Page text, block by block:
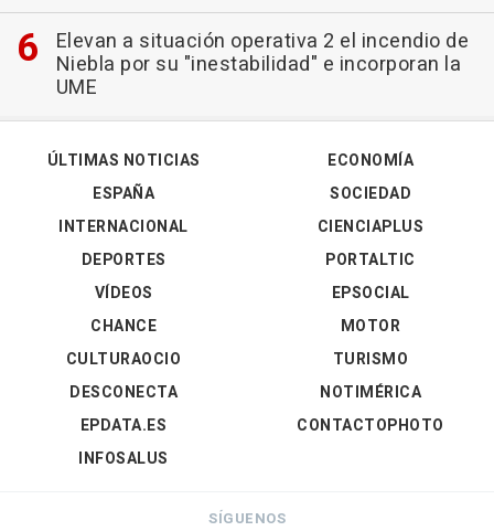
Elevan a situación operativa 2 el incendio de
Niebla por su "inestabilidad" e incorporan la
UME
ÚLTIMAS NOTICIAS
ESPAÑA
INTERNACIONAL
DEPORTES
VÍDEOS
ECONOMÍA
SOCIEDAD
CIENCIAPLUS
PORTALTIC
EPSOCIAL
CHANCE
CULTURAOCIO
DESCONECTA
EPDATA.ES
INFOSALUS
MOTOR
TURISMO
NOTIMÉRICA
CONTACTOPHOTO
SÍGUENOS